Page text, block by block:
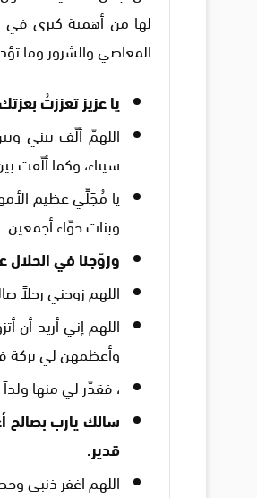
لها من أهمية كبرى في
المعاصي والشرور وما
يا عزيز تعززتُ
اللهمّ ألّف بيني
سيناء، وكما ألّفت
يا مُجَلِّي عظيم
وبنات حوّاء أجمعين.
وزوّجنا في
اللهم زوجني رجلاً
اللهم إني أريد
وأعظمهن لي بركة
، فقدّر لي منها
سالك يارب بصالح
قدير.
اللهم اغفر ذنبي